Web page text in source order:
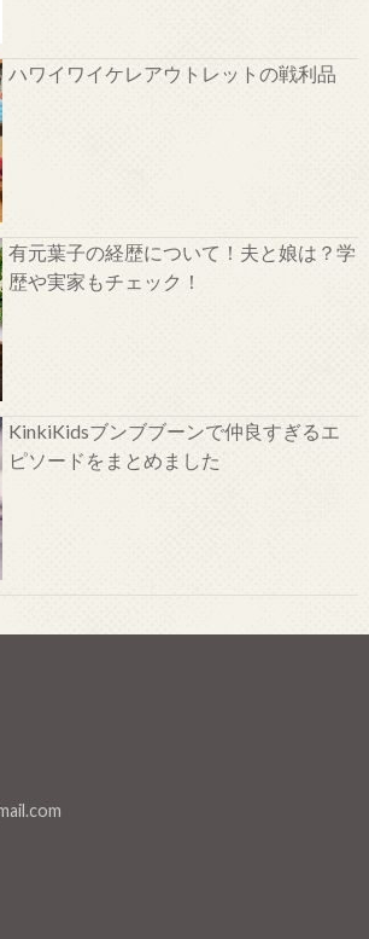
ハワイワイケレアウトレットの戦利品
有元葉子の経歴について！夫と娘は？学
歴や実家もチェック！
KinkiKidsブンブブーンで仲良すぎるエ
ピソードをまとめました